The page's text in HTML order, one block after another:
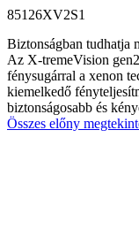
85126XV2S1
Biztonságban tudhatja
Az X-tremeVision
fénysugárral a xenon
kiemelkedő
biztonságosabb és
Összes előny